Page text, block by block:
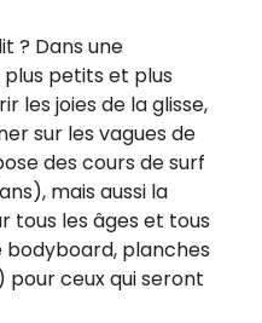
? Dans une
petits et plus
les joies de la glisse,
sur les vagues de
des cours de surf
mais aussi la
tous les âges et tous
bodyboard, planches
ceux qui seront